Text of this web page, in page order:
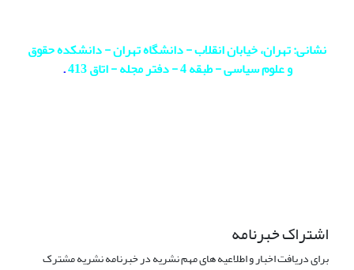
نشانی: تهران، خیابان انقلاب - دانشگاه تهران - دانشکده حقوق
و علوم سیاسی - طبقه 4 - دفتر مجله - اتاق 413
.
اشتراک خبرنامه
برای دریافت اخبار و اطلاعیه های مهم نشریه در خبرنامه نشریه مشترک